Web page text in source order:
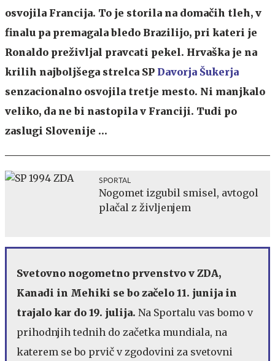
osvojila Francija. To je storila na domačih tleh, v
finalu pa premagala bledo Brazilijo, pri kateri je
Ronaldo preživljal pravcati pekel. Hrvaška je na
krilih najboljšega strelca SP Davorja Šukerja
senzacionalno osvojila tretje mesto. Ni manjkalo
veliko, da ne bi nastopila v Franciji. Tudi po
zaslugi Slovenije …
SPORTAL
Nogomet izgubil smisel, avtogol
plačal z življenjem
Svetovno nogometno prvenstvo v ZDA,
Kanadi in Mehiki se bo začelo 11. junija in
trajalo kar do 19. julija. Na Sportalu vas bomo v
prihodnjih tednih do začetka mundiala, na
katerem se bo prvič v zgodovini za svetovni